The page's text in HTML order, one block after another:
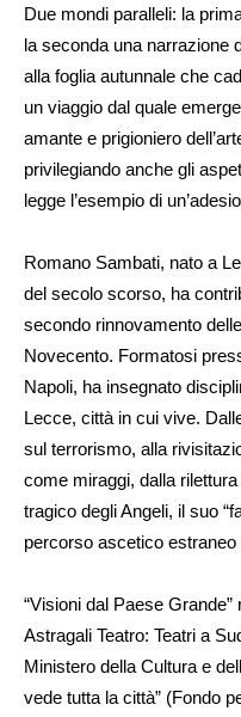
Due mondi paralleli: la
la seconda una narrazione
alla foglia autunnale che
un viaggio dal quale
amante e prigioniero
privilegiando anche gli
legge l’esempio di
Romano Sambati, nato a
del secolo scorso, ha
secondo rinnovamento
Novecento. Formatosi
Napoli, ha insegnato
Lecce, città in cui vive.
sul terrorismo, alla
come miraggi, dalla
tragico degli Angeli, il suo
percorso ascetico
“Visioni dal Paese Grande”
Astragali Teatro: Teatri a
Ministero della Cultura e
vede tutta la città” (Fondo